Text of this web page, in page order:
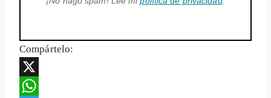
Compártelo:
X